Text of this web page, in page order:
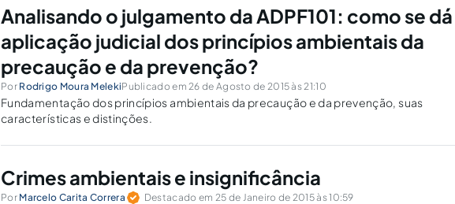
Analisando o julgamento da ADPF101: como se dá
aplicação judicial dos princípios ambientais da
precaução e da prevenção?
Por Rodrigo Moura MelekiPublicado em 26 de Agosto de 2015 às 21:10
Fundamentação dos princípios ambientais da precaução e da prevenção, suas
características e distinções.
Crimes ambientais e insignificância
Por Marcelo Carita Correra Destacado em 25 de Janeiro de 2015 às 10:59